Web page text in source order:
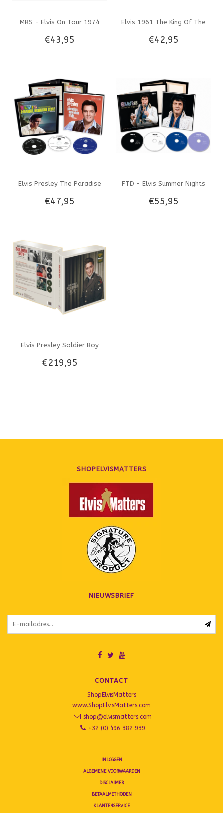
MRS - Elvis On Tour 1974
Amarillo Texas - Clear Vinyl 2
€43,95
Elvis 1961 The King Of The
Whole Wild World On Blue
2026 VPI Label 3 LP Set
€42,95
Elvis Presley The Paradise
Hawaiian Style Sessions -
€47,95
FTD - Elvis Summer Nights
June '74 - 4 CD-Set
€55,95
Elvis Presley Soldier Boy
53310761 - FTD Boek
€219,95
SHOPELVISMATTERS
NIEUWSBRIEF
CONTACT
ShopElvisMatters
www.ShopElvisMatters.com
shop@elvismatters.com
+32 (0) 496 382 939
INLOGGEN
ALGEMENE VOORWAARDEN
DISCLAIMER
BETAALMETHODEN
KLANTENSERVICE